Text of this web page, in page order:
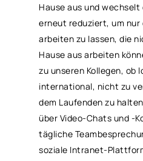
Hause aus und wechselt
erneut reduziert, um nur
arbeiten zu lassen, die
Hause aus arbeiten
zu unseren Kollegen, ob
international, nicht zu
dem Laufenden zu
über Video-Chats und -
tägliche
soziale Intranet-